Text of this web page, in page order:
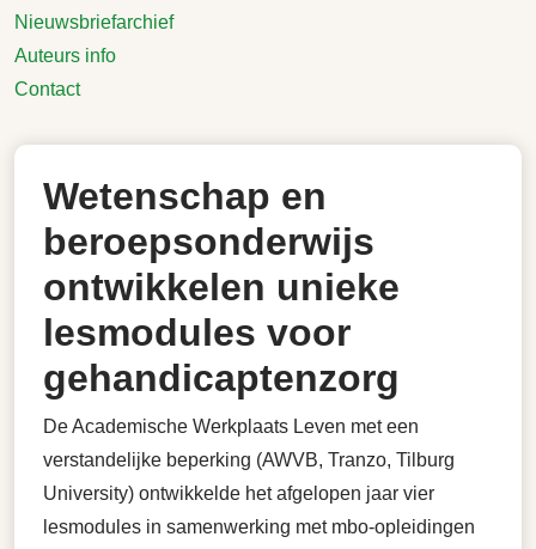
Nieuwsbriefarchief
Auteurs info
Contact
Wetenschap en
beroepsonderwijs
ontwikkelen unieke
lesmodules voor
gehandicaptenzorg
De Academische Werkplaats Leven met een
verstandelijke beperking (AWVB, Tranzo, Tilburg
University) ontwikkelde het afgelopen jaar vier
lesmodules in samenwerking met mbo-opleidingen